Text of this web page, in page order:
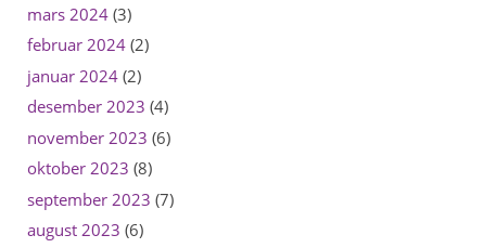
mars 2024(3)
februar 2024(2)
januar 2024(2)
desember 2023 (4)
november 2023 (6)
oktober 2023 (8)
september 2023 (7)
august 2023 (6)